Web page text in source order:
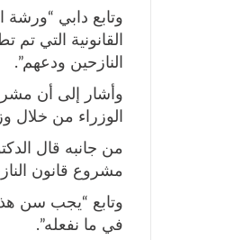
وتابع دابي “ورشة
القانونية التي
النازحين ودعهم”.
وأشار إلى أن
الوزراء من خلال
من جانبه قال
مشروع قانون
وتابع “يجب سن
في ما نفعله”.